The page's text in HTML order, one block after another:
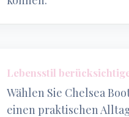
Lebensstil
Wählen Sie Chelsea
einen praktischen